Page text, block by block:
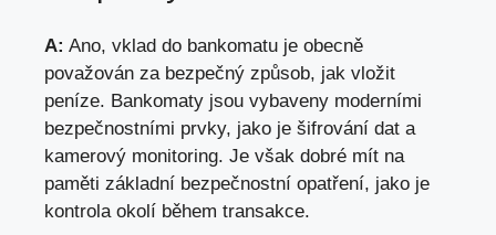
A: Ano, vklad do bankomatu je obecně
považován za bezpečný způsob, jak vložit
peníze. Bankomaty jsou vybaveny moderními
bezpečnostními prvky, jako je šifrování dat a
kamerový monitoring. Je však dobré mít na
paměti základní bezpečnostní opatření, jako je
kontrola okolí během transakce.